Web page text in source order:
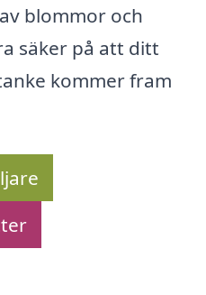
blommor och
säker på att ditt
kommer fram